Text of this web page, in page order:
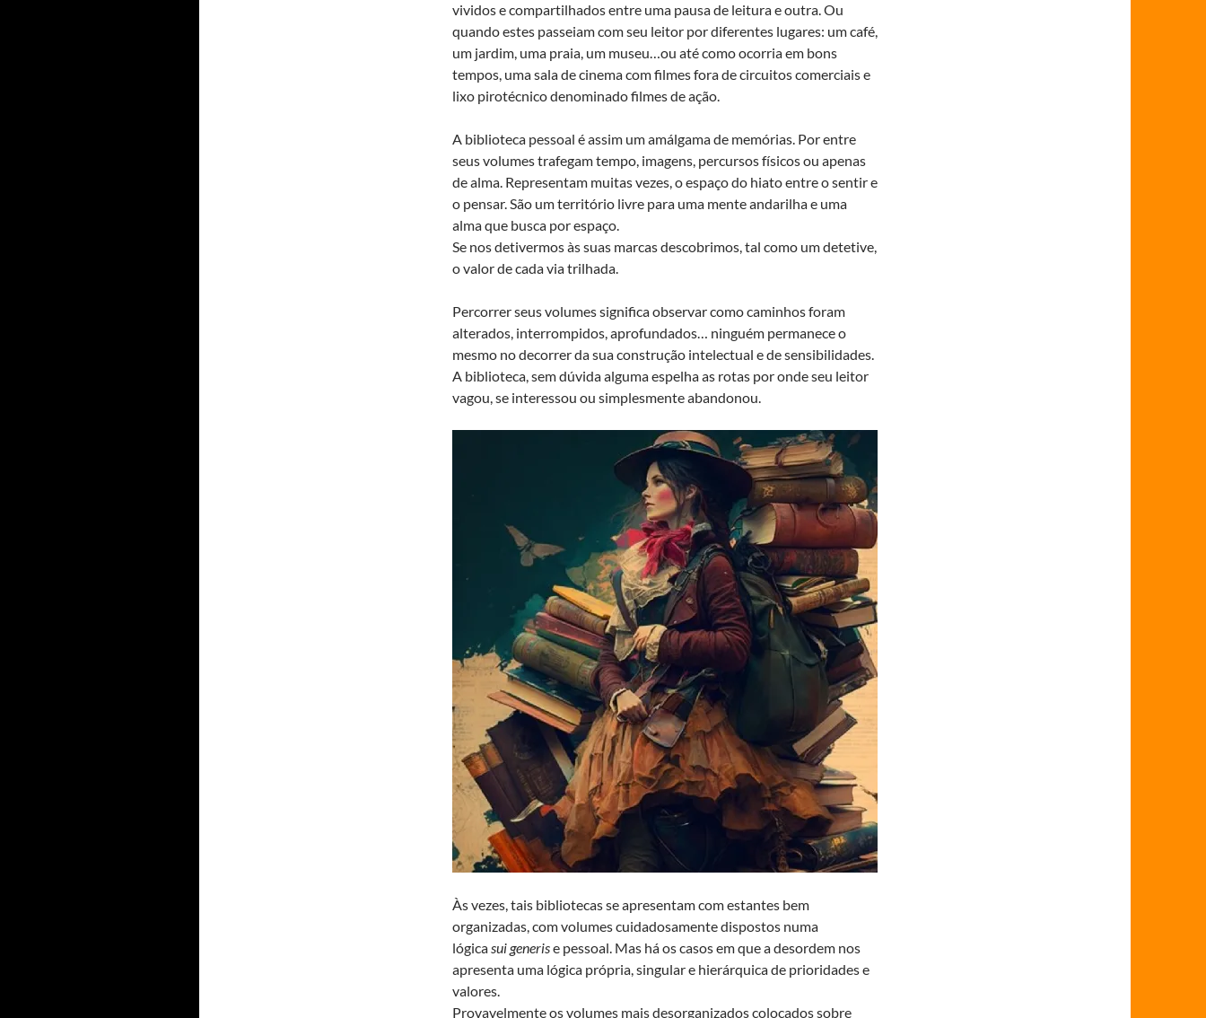
vividos e compartilhados entre uma pausa de leitura e outra. Ou
quando estes passeiam com seu leitor por diferentes lugares: um café,
um jardim, uma praia, um museu…ou até como ocorria em bons
tempos, uma sala de cinema com filmes fora de circuitos comerciais e
lixo pirotécnico denominado filmes de ação.
A biblioteca pessoal é assim um amálgama de memórias. Por entre
seus volumes trafegam tempo, imagens, percursos físicos ou apenas
de alma. Representam muitas vezes, o espaço do hiato entre o sentir e
o pensar. São um território livre para uma mente andarilha e uma
alma que busca por espaço.
Se nos detivermos às suas marcas descobrimos, tal como um detetive,
o valor de cada via trilhada.
Percorrer seus volumes significa observar como caminhos foram
alterados, interrompidos, aprofundados… ninguém permanece o
mesmo no decorrer da sua construção intelectual e de sensibilidades.
A biblioteca, sem dúvida alguma espelha as rotas por onde seu leitor
vagou, se interessou ou simplesmente abandonou.
Às vezes, tais bibliotecas se apresentam com estantes bem
organizadas, com volumes cuidadosamente dispostos numa
lógicasui generise pessoal. Mas há os casos em que a desordem nos
apresenta uma lógica própria, singular e hierárquica de prioridades e
valores.
Provavelmente os volumes mais desorganizados colocados sobre